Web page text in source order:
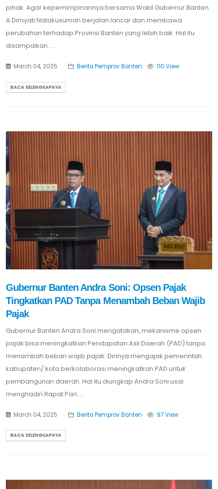
pihak. Agar kepemimpinannya bersama Wakil Gubernur Banten
A Dimyati Natakusumah berjalan lancar dan membawa
perubahan terhadap Provinsi Banten yang lebih baik. Hal itu
disampaikan ....
March 04, 2025 Berita Pemprov Banten 110 View
BACA SELENGKAPNYA
Gubernur Banten Andra Soni: Opsen Pajak
Tingkatkan PAD Tanpa Menambah Beban Wajib
Pajak
Gubernur Banten Andra Soni mengatakan, mekanisme opsen
pajak bisa meningkatkan Pendapatan Asli Daerah (PAD) tanpa
menambah beban wajib pajak. Dirinya mengajak pemerintah
kabupaten/ kota berkolaborasi meningkatkan PAD untuk
pembangunan daerah. Hal itu diungkap Andra Soni usai
menghadiri Rapat Pari....
March 04, 2025 Berita Pemprov Banten 97 View
BACA SELENGKAPNYA